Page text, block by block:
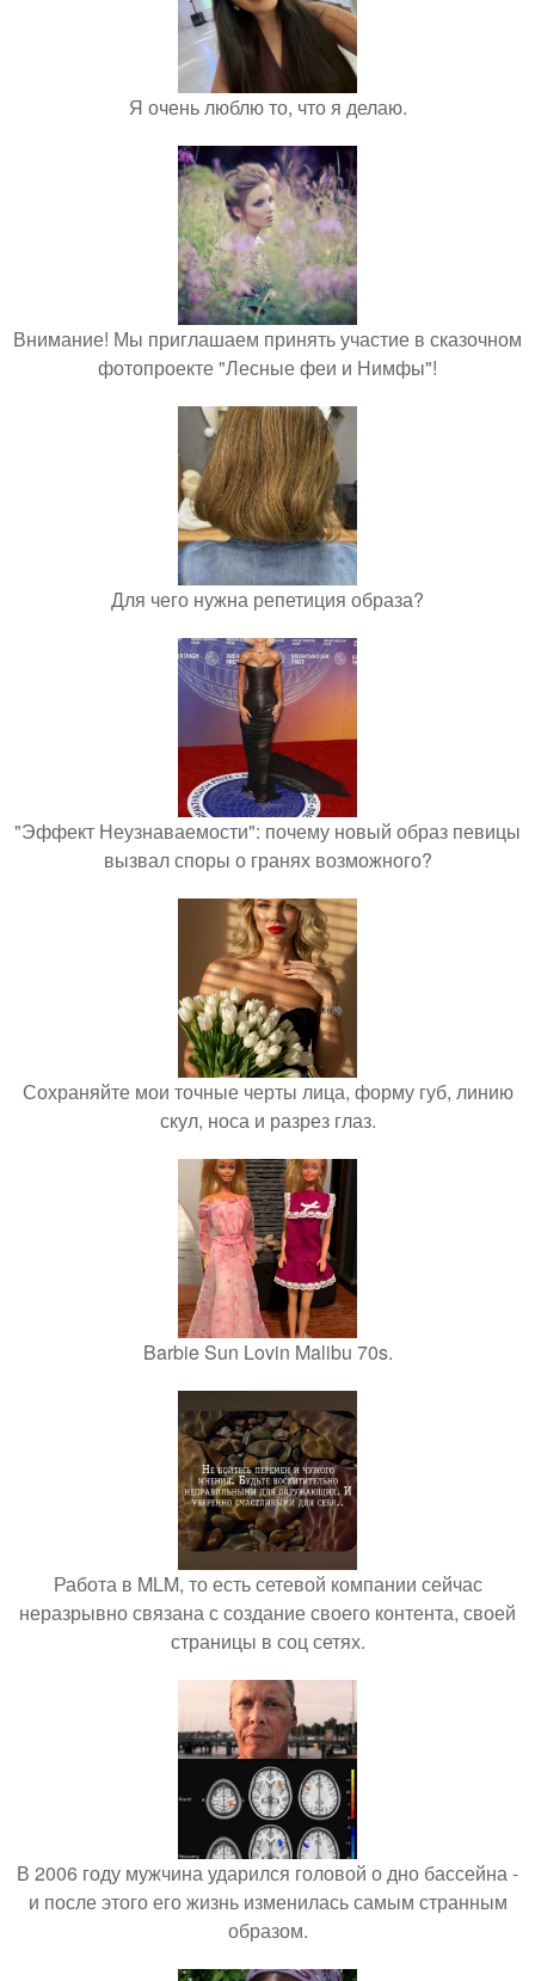
Я очень люблю то, что я делаю.
Внимание! Мы приглашаем принять участие в сказочном
фотопроекте "Лесные феи и Нимфы"!
Для чего нужна репетиция образа?
"Эффект Неузнаваемости": почему новый образ певицы
вызвал споры о гранях возможного?
Сохраняйте мои точные черты лица, форму губ, линию
скул, носа и разрез глаз.
Barbie Sun Lovin Malibu 70s.
Работа в MLM, то есть сетевой компании сейчас
неразрывно связана с создание своего контента, своей
страницы в соц сетях.
В 2006 году мужчина ударился головой о дно бассейна -
и после этого его жизнь изменилась самым странным
образом.